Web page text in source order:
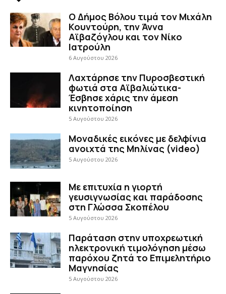
Ο Δήμος Βόλου τιμά τον Μιχάλη
Κουντούρη, την Άννα
Αϊβαζόγλου και τον Νίκο
Ιατρούλη
6 Αυγούστου 2026
Λαχτάρησε την Πυροσβεστική
φωτιά στα Αϊβαλιώτικα-
Έσβησε χάρις την άμεση
κινητοποίηση
5 Αυγούστου 2026
Μοναδικές εικόνες με δελφίνια
ανοιχτά της Μηλίνας (video)
5 Αυγούστου 2026
Με επιτυχία η γιορτή
γευσιγνωσίας και παράδοσης
στη Γλώσσα Σκοπέλου
5 Αυγούστου 2026
Παράταση στην υποχρεωτική
ηλεκτρονική τιμολόγηση μέσω
παρόχου ζητά το Επιμελητήριο
Μαγνησίας
5 Αυγούστου 2026